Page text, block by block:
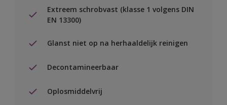
Extreem schrobvast (klasse 1 volgens DIN
EN 13300)
Glanst niet op na herhaaldelijk reinigen
Decontamineerbaar
Oplosmiddelvrij